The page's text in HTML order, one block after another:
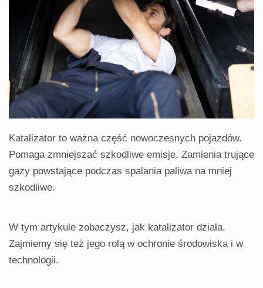
Katalizator to ważna część nowoczesnych pojazdów.
Pomaga zmniejszać szkodliwe emisje. Zamienia trujące
gazy powstające podczas spalania paliwa na mniej
szkodliwe.
W tym artykule zobaczysz, jak katalizator działa.
Zajmiemy się też jego rolą w ochronie środowiska i w
technologii.